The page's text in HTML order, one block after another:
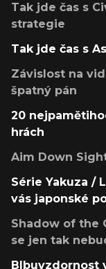
Tak jde čas s
strategie
Tak jde čas s
Závislost na
špatný pán
20
hrách
Aim Down
Série Yakuza /
vás japonské
Shadow of the
se jen tak
Blbuvzdornost